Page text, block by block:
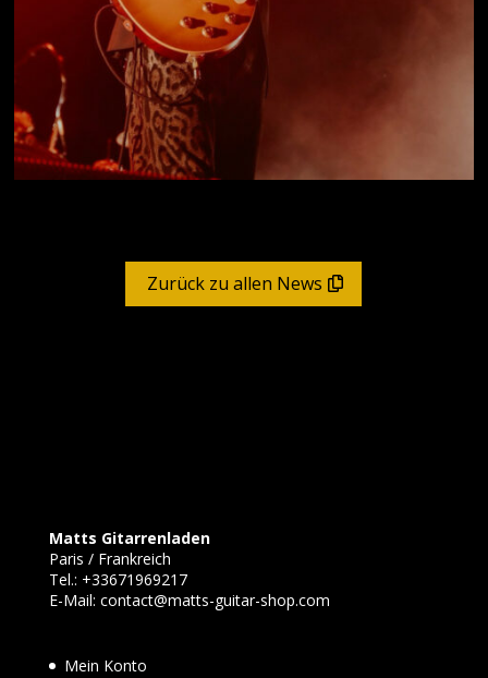
Zurück zu allen News
Matts Gitarrenladen
Paris / Frankreich
Tel.: +33671969217
E-Mail: contact@matts-guitar-shop.com
Mein Konto